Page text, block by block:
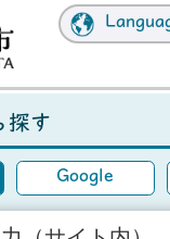
探す
Google